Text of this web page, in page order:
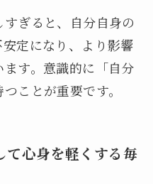
ぎると、自分自身の
定になり、より影響
す。意識的に「自分
ことが重要です。
て心身を軽くする毎